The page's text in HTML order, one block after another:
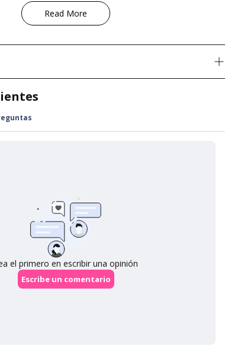
Read More
el mundo!
en pedidos superiores a US$49
en pedidos superiores a US$99